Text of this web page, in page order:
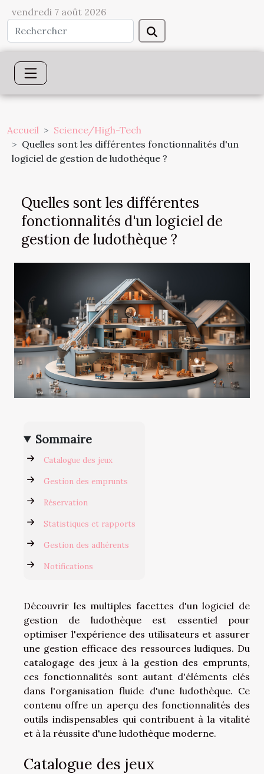
vendredi 7 août 2026
Accueil
Science/High-Tech
Quelles sont les différentes fonctionnalités d'un
logiciel de gestion de ludothèque ?
Quelles sont les différentes
fonctionnalités d'un logiciel de
gestion de ludothèque ?
Sommaire
Catalogue des jeux
Gestion des emprunts
Réservation
Statistiques et rapports
Gestion des adhérents
Notifications
Découvrir les multiples facettes d'un logiciel de
gestion de ludothèque est essentiel pour
optimiser l'expérience des utilisateurs et assurer
une gestion efficace des ressources ludiques. Du
catalogage des jeux à la gestion des emprunts,
ces fonctionnalités sont autant d'éléments clés
dans l'organisation fluide d'une ludothèque. Ce
contenu offre un aperçu des fonctionnalités des
outils indispensables qui contribuent à la vitalité
et à la réussite d'une ludothèque moderne.
Catalogue des jeux